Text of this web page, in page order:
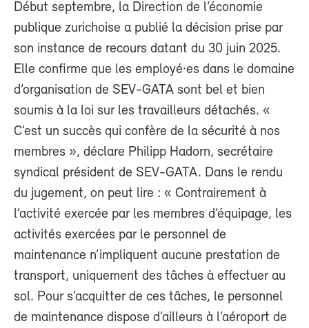
Début septembre, la Direction de l’économie
publique zurichoise a publié la décision prise par
son instance de recours datant du 30 juin 2025.
Elle confirme que les employé·es dans le domaine
d’organisation de SEV-GATA sont bel et bien
soumis à la loi sur les travailleurs détachés. «
C’est un succès qui confère de la sécurité à nos
membres », déclare Philipp Hadorn, secrétaire
syndical président de SEV-GATA. Dans le rendu
du jugement, on peut lire : « Contrairement à
l’activité exercée par les membres d’équipage, les
activités exercées par le personnel de
maintenance n’impliquent aucune prestation de
transport, uniquement des tâches à effectuer au
sol. Pour s’acquitter de ces tâches, le personnel
de maintenance dispose d’ailleurs à l’aéroport de